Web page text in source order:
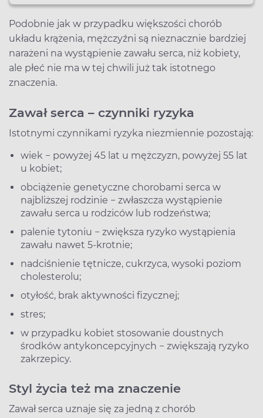
Podobnie jak w przypadku większości chorób
układu krążenia, mężczyźni są nieznacznie bardziej
narażeni na wystąpienie zawału serca, niż kobiety,
ale płeć nie ma w tej chwili już tak istotnego
znaczenia.
Zawał serca – czynniki ryzyka
Istotnymi czynnikami ryzyka niezmiennie pozostają:
wiek − powyżej 45 lat u mężczyzn, powyżej 55 lat
u kobiet;
obciążenie genetyczne chorobami serca w
najbliższej rodzinie − zwłaszcza wystąpienie
zawału serca u rodziców lub rodzeństwa;
palenie tytoniu − zwiększa ryzyko wystąpienia
zawału nawet 5-krotnie;
nadciśnienie tętnicze, cukrzyca, wysoki poziom
cholesterolu;
otyłość, brak aktywności fizycznej;
stres;
w przypadku kobiet stosowanie doustnych
środków antykoncepcyjnych − zwiększają ryzyko
zakrzepicy.
Styl życia też ma znaczenie
Zawał serca uznaje się za jedną z chorób